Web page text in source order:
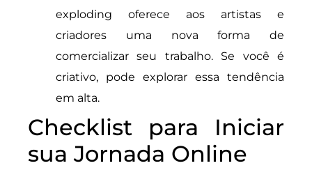
exploding oferece aos artistas e
criadores uma nova forma de
comercializar seu trabalho. Se você é
criativo, pode explorar essa tendência
em alta.
Checklist para Iniciar
sua Jornada Online